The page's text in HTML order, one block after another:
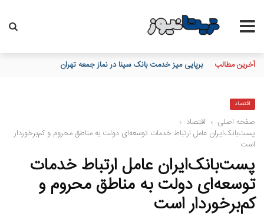
آخرین مطالب تاکید مدیرعامل بانک مسکن بر نقش خبرنگاران در اعتمادسازی و
اقتصاد
صفحه اصلی › اقتصاد ›
پست‌بانک‌ایران عامل ارتباط خدمات توسعه‌ای دولت به مناطق محروم و کم‌برخوردار
است
پست‌بانک‌ایران عامل ارتباط خدمات
توسعه‌ای دولت به مناطق محروم و
کم‌برخوردار است